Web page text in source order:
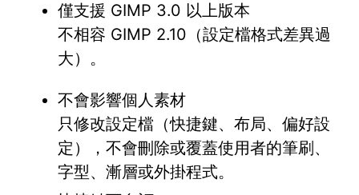
僅支援 GIMP 3.0 以上版本
不相容 GIMP 2.10（設定檔格式差異過
大）。
不會影響個人素材
只修改設定檔（快捷鍵、布局、偏好設
定），不會刪除或覆蓋使用者的筆刷、
字型、漸層或外掛程式。